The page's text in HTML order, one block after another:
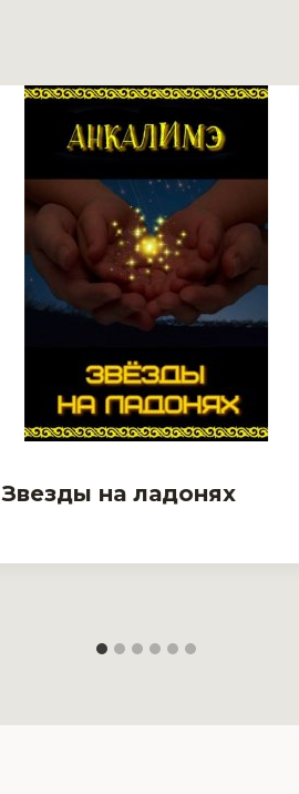
Звезды на ладонях